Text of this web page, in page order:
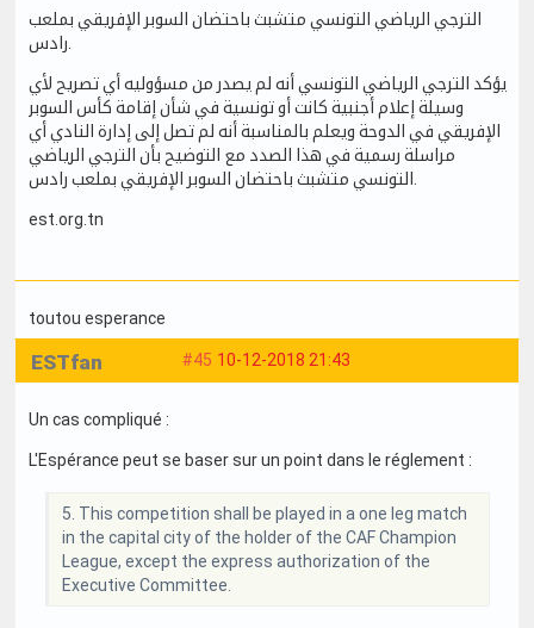
الترجي الرياضي التونسي متشبث باحتضان السوبر الإفريقي بملعب
يؤكد الترجي الرياضي التونسي أنه لم يصدر من مسؤوليه أي تصريح لأي
وسيلة إعلام أجنبية كانت أو تونسية في شأن إقامة كأس السوبر
الإفريقي في الدوحة ويعلم بالمناسبة أنه لم تصل إلى إدارة النادي أي
مراسلة رسمية في هذا الصدد مع التوضيح بأن الترجي الرياضي
est.org.tn
toutou esperance
#45 10-12-2018 21:43
ESTfan
Un cas compliqué :
L'Espérance peut se baser sur un point dans le réglement :
5. This competition shall be played in a one leg match
in the capital city of the holder of the CAF Champion
League, except the express authorization of the
Executive Committee.